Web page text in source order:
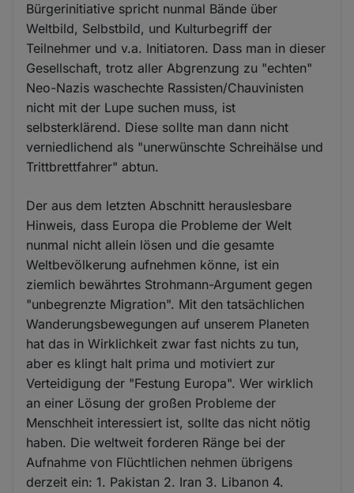
Bürgerinitiative spricht nunmal Bände über
Weltbild, Selbstbild, und Kulturbegriff der
Teilnehmer und v.a. Initiatoren. Dass man in dieser
Gesellschaft, trotz aller Abgrenzung zu "echten"
Neo-Nazis waschechte Rassisten/Chauvinisten
nicht mit der Lupe suchen muss, ist
selbsterklärend. Diese sollte man dann nicht
verniedlichend als "unerwünschte Schreihälse und
Trittbrettfahrer" abtun.
Der aus dem letzten Abschnitt herauslesbare
Hinweis, dass Europa die Probleme der Welt
nunmal nicht allein lösen und die gesamte
Weltbevölkerung aufnehmen könne, ist ein
ziemlich bewährtes Strohmann-Argument gegen
"unbegrenzte Migration". Mit den tatsächlichen
Wanderungsbewegungen auf unserem Planeten
hat das in Wirklichkeit zwar fast nichts zu tun,
aber es klingt halt prima und motiviert zur
Verteidigung der "Festung Europa". Wer wirklich
an einer Lösung der großen Probleme der
Menschheit interessiert ist, sollte das nicht nötig
haben. Die weltweit forderen Ränge bei der
Aufnahme von Flüchtlichen nehmen übrigens
derzeit ein: 1. Pakistan 2. Iran 3. Libanon 4.